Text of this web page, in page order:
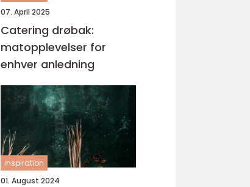
07. April 2025
Catering drøbak:
matopplevelser for
enhver anledning
inspiration
01. August 2024